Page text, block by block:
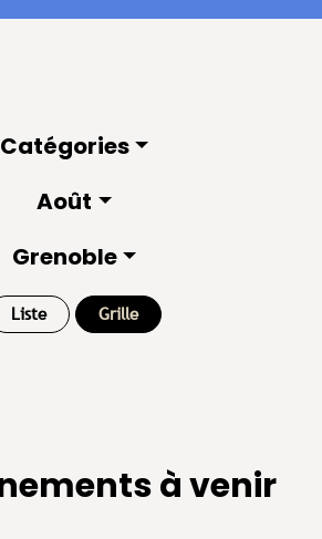
Catégories
Août
Grenoble
Liste Grille
à venir